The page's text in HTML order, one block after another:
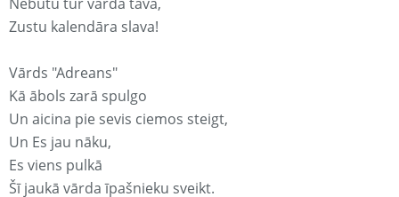
Zustu kalendāra slava!
Vārds "Adreans"
Kā ābols zarā spulgo
Un aicina pie sevis ciemos steigt,
Un Es jau nāku,
Es viens pulkā
Šī jaukā vārda īpašnieku sveikt.